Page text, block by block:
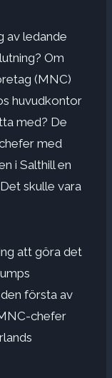
av ledande
Om
(MNC)
huvudkontor
med? De
med
i Salthill en
skulle vara
att göra det
första av
chefer